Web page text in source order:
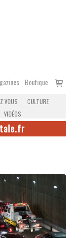
Boutique
Voir
VOUS
CULTURE
VIDÉOS